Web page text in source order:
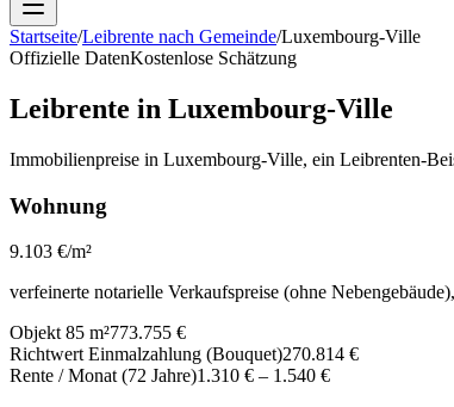
Startseite/Leibrente nach Gemeinde/Luxembourg-Ville
Offizielle DatenKostenlose Schätzung
Leibrente in Luxembourg-Ville
Immobilienpreise in Luxembourg-Ville, ein Leibrenten-
Wohnung
9.103 €/m²
verfeinerte notarielle Verkaufspreise (ohne
Objekt 85 m²773.755 €
Richtwert Einmalzahlung (Bouquet)270.814 €
Rente / Monat (72 Jahre)1.310 € – 1.540 €